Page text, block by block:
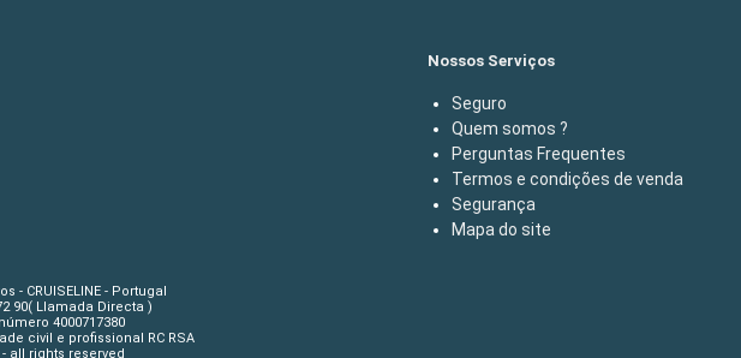
Nossos Serviços
Seguro
Quem somos ?
Perguntas Frequentes
Termos e condições de venda
Segurança
Mapa do site
CRUISELINE - Portugal
90( Llamada Directa )
4000717380
civil e profissional RC RSA
- all rights reserved